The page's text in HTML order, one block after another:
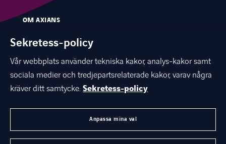
OM AXIANS
VÅR EXPERTIS
BRANSCHER
KUNSKAPSBANK & EVENTS
KARRIÄR
KONTAKTA OSS
AXIANS GLOBAL
Sekretess-policy
Vår webbplats använder tekniska kakor, analys-kakor samt
sociala medier och tredjepartsrelaterade kakor, varav några
kräver ditt samtycke.Sekretess-policy
Anpassa mina val